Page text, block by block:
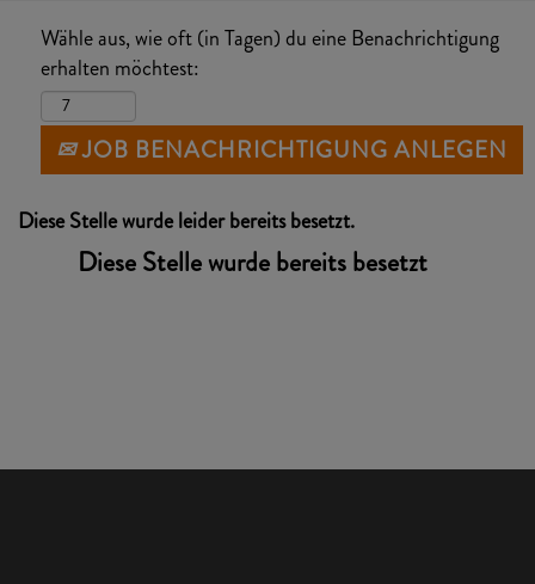
Wähle aus, wie oft (in Tagen) du eine Benachrichtigung
erhalten möchtest:
JOB BENACHRICHTIGUNG ANLEGEN
Diese Stelle wurde leider bereits besetzt.
Diese Stelle wurde bereits besetzt